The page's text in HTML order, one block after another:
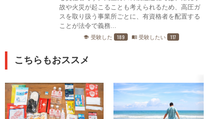
故や火災が起こることも考えられるため、高圧ガ
スを取り扱う事業所ごとに、有資格者を配置する
ことが法令で義務...
school 受験した 189 menu_book 受験したい 117
こちらもおススメ